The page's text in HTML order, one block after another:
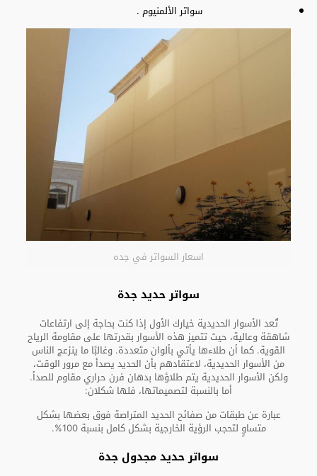
سواتر الألمنيوم .
اسعار السواتر في جده
سواتر حديد جدة
تُعد الأسوار الحديدية خيارك الأول إذا كنت بحاجة إلى ارتفاعات
شاهقة وعالية، حيث تتميز هذه الأسوار بقدرتها على مقاومة الرياح
القوية. كما أن طلاءها يأتي بألوان متعددة. وغالبًا ما ينزعج الناس
من الأسوار الحديدية، لاعتقادهم بأن الحديد يصدأ مع مرور الوقت،
ولكن الأسوار الحديدية يتم طلاؤها بدهان فرن حراري مقاوم للصدأ.
أما بالنسبة لتصميماتها، فلها شكلان:
عبارة عن طبقات من صفائح الحديد المتراصة فوق بعضها بشكل
متساوٍ لتحجب الرؤية الخارجية بشكل كامل بنسبة 100%.
سواتر حديد مجدول جدة